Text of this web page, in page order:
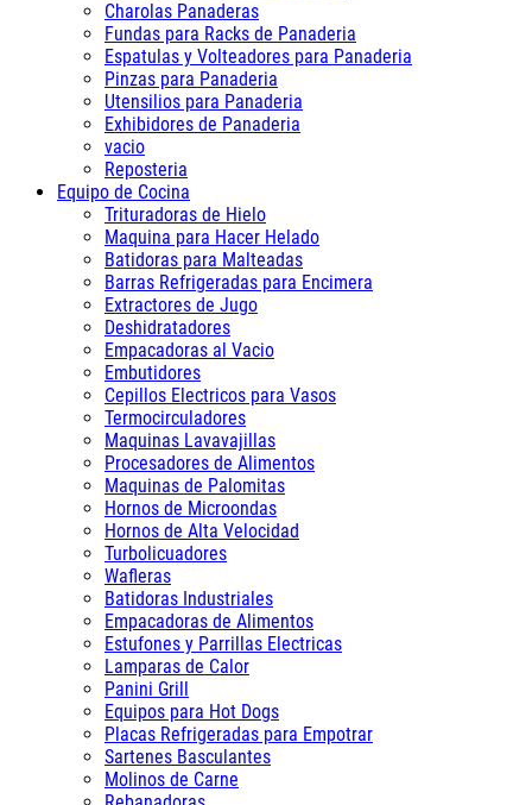
Charolas Panaderas
Fundas para Racks de Panaderia
Espatulas y Volteadores para Panaderia
Pinzas para Panaderia
Utensilios para Panaderia
Exhibidores de Panaderia
vacio
Reposteria
Equipo de Cocina
Trituradoras de Hielo
Maquina para Hacer Helado
Batidoras para Malteadas
Barras Refrigeradas para Encimera
Extractores de Jugo
Deshidratadores
Empacadoras al Vacio
Embutidores
Cepillos Electricos para Vasos
Termocirculadores
Maquinas Lavavajillas
Procesadores de Alimentos
Maquinas de Palomitas
Hornos de Microondas
Hornos de Alta Velocidad
Turbolicuadores
Wafleras
Batidoras Industriales
Empacadoras de Alimentos
Estufones y Parrillas Electricas
Lamparas de Calor
Panini Grill
Equipos para Hot Dogs
Placas Refrigeradas para Empotrar
Sartenes Basculantes
Molinos de Carne